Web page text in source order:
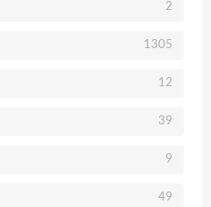
2
1305
12
39
9
49